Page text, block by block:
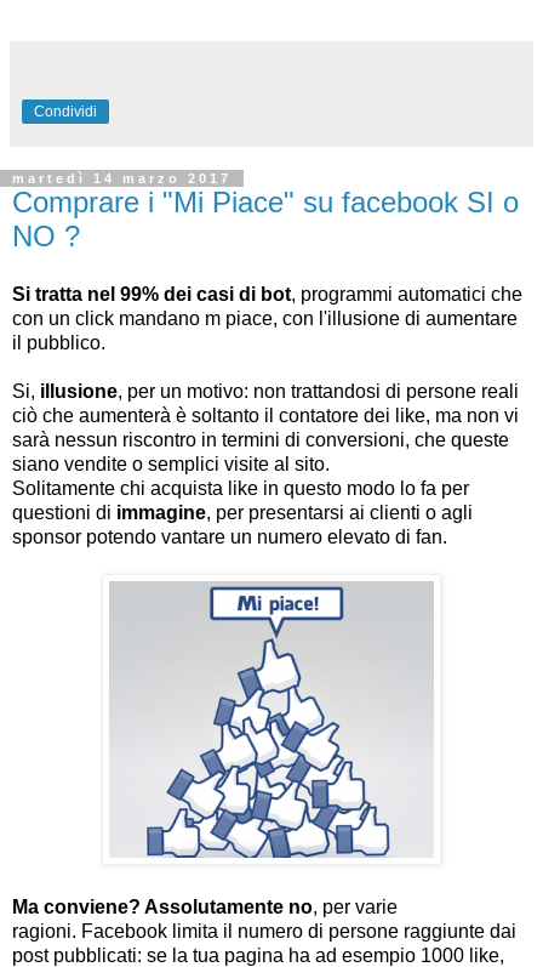
Condividi
martedì 14 marzo 2017
Comprare i "Mi Piace" su facebook SI o
NO ?
Si tratta nel 99% dei casi di bot, programmi automatici che
con un click mandano m piace, con l'illusione di aumentare
il pubblico.
Si, illusione, per un motivo: non trattandosi di persone reali
ciò che aumenterà è soltanto il contatore dei like, ma non vi
sarà nessun riscontro in termini di conversioni, che queste
siano vendite o semplici visite al sito.
Solitamente chi acquista like in questo modo lo fa per
questioni di immagine, per presentarsi ai clienti o agli
sponsor potendo vantare un numero elevato di fan.
Ma conviene? Assolutamente no, per varie
ragioni. Facebook limita il numero di persone raggiunte dai
post pubblicati: se la tua pagina ha ad esempio 1000 like,